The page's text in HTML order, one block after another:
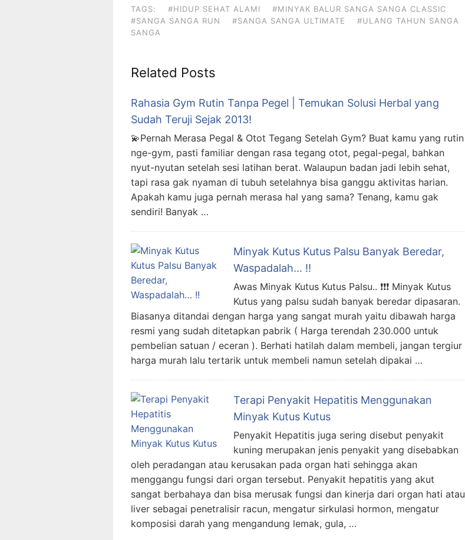
TAGS: #HIDUP SEHAT ALAMI
#MINYAK BALUR SANGA SANGA CLASSIC
#SANGA SANGA RUN
#SANGA SANGA ULTIMATE
#ULANG TAHUN SANGA
SANGA
Related Posts
Rahasia Gym Rutin Tanpa Pegel | Temukan Solusi Herbal yang
Sudah Teruji Sejak 2013!
💫Pernah Merasa Pegal & Otot Tegang Setelah Gym? Buat kamu yang rutin
nge-gym, pasti familiar dengan rasa tegang otot, pegal-pegal, bahkan
nyut-nyutan setelah sesi latihan berat. Walaupun badan jadi lebih sehat,
tapi rasa gak nyaman di tubuh setelahnya bisa ganggu aktivitas harian.
Apakah kamu juga pernah merasa hal yang sama? Tenang, kamu gak
sendiri! Banyak …
Minyak Kutus Kutus Palsu Banyak Beredar,
Waspadalah… !!
Awas Minyak Kutus Kutus Palsu.. ❗❗❗ Minyak Kutus
Kutus yang palsu sudah banyak beredar dipasaran.
Biasanya ditandai dengan harga yang sangat murah yaitu dibawah harga
resmi yang sudah ditetapkan pabrik ( Harga terendah 230.000 untuk
pembelian satuan / eceran ). Berhati hatilah dalam membeli, jangan tergiur
harga murah lalu tertarik untuk membeli namun setelah dipakai …
Terapi Penyakit Hepatitis Menggunakan
Minyak Kutus Kutus
Penyakit Hepatitis juga sering disebut penyakit
kuning merupakan jenis penyakit yang disebabkan
oleh peradangan atau kerusakan pada organ hati sehingga akan
menggangu fungsi dari organ tersebut. Penyakit hepatitis yang akut
sangat berbahaya dan bisa merusak fungsi dan kinerja dari organ hati atau
liver sebagai penetralisir racun, mengatur sirkulasi hormon, mengatur
komposisi darah yang mengandung lemak, gula, …